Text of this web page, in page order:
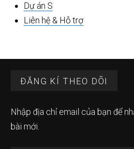
Dự án S
Liên hệ & Hỗ trợ
Footer
ĐĂNG KÍ THEO DÕI
Nhập địa chỉ email của bạn để
bài mới.